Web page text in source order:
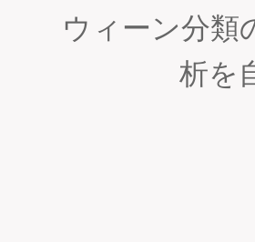
ウィーン分類
析を